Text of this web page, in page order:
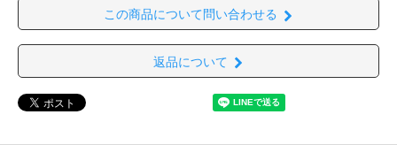
この商品について問い合わせる
返品について